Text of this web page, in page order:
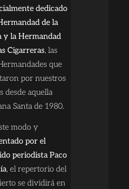
dedicado
de la
y la Hermandad
Cigarreras, las
que
por nuestros
desde aquella
Santa de 1980.
modo y
por el
periodista Paco
, el repertorio del
se dividirá en